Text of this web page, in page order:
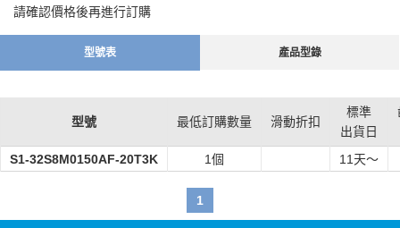
廣泛使用於多種裝置。
請確認價格後再進行訂購
型號表 產品型錄
型號 最低訂購數量 滑動折扣
標準
出貨日
S1-32S8M0150AF-20T3K 1個 11 天～
1